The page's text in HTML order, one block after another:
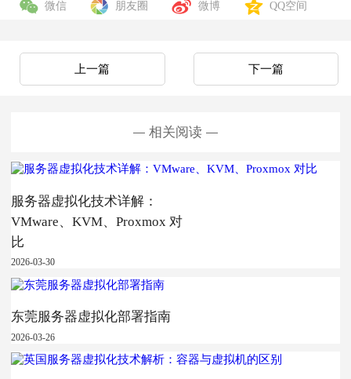
微信 朋友圈 微博 QQ空间
下一篇
上一篇
相关阅读
服务器虚拟化技术详解：
VMware、KVM、Proxmox 对
比
2026-03-30
东莞服务器虚拟化部署指南
2026-03-26